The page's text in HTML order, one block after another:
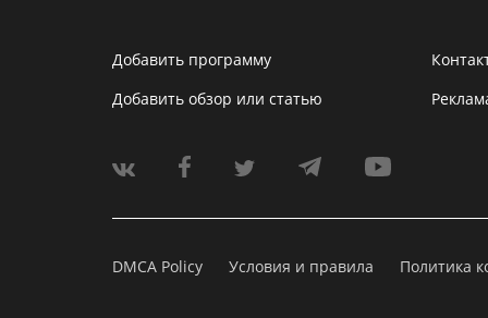
Добавить программу
Добавить обзор или статью
DMCA Policy Условия и правила Политика